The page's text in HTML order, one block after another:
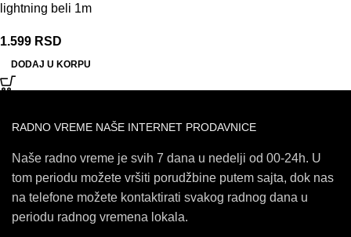
lightning beli 1m
1.599 RSD
DODAJ U KORPU
RADNO VREME NAŠE INTERNET PRODAVNICE
Naše radno vreme je svih 7 dana u nedelji od 00-24h. U
tom periodu možete vršiti porudžbine putem sajta, dok nas
na telefone možete kontaktirati svakog radnog dana u
periodu radnog vremena lokala.